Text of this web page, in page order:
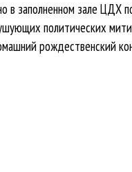
в заполненном зале ЦДХ
политических
рождественский